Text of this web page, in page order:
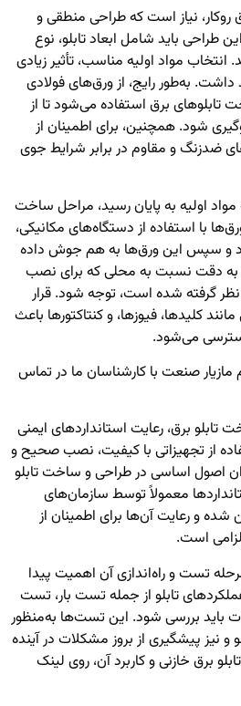
روکار، نیاز است که طراحی منطقی و
طراحی باید شامل ابعاد تابلو، نوع
مواد اولیه مناسب، تأثیر زیادی
داشت. به‌طور رایج، از ورق‌های فولادی
تابلوهای برق استفاده می‌شود تا از
شود. همچنین، برای اطمینان از
ضدزنگ و مقاوم در برابر شرایط جوی
اولیه به پایان رسید، مراحل ساخت
با استفاده از دستگاه‌های مکانیکی،
و سپس این ورق‌ها به هم جوش داده
به دقت نسبت به محلی که برای نصب
گرفته شده است، توجه شود. قرار
کلیدها، فیوزها، و کنتاکتورها باعث
می‌شود.
مازیار صنعت با کارشناسان ما در تماس
برق، رعایت استانداردهای ایمنی
از تجهیزاتی با کیفیت، نصب صحیح و
اصول اساسی در طراحی و ساخت تابلو
معمولاً توسط سازمان‌های
شده و رعایت آن‌ها برای اطمینان از
است.
تست و راه‌اندازی آن اهمیت پیدا
تابلو از جمله تست بار، تست
باید بررسی شود. این تست‌ها به‌منظور
و نیز پیشگیری از بروز مشکلات در آینده
تابلو برق خازنیو کاربرد آن، روی لینک